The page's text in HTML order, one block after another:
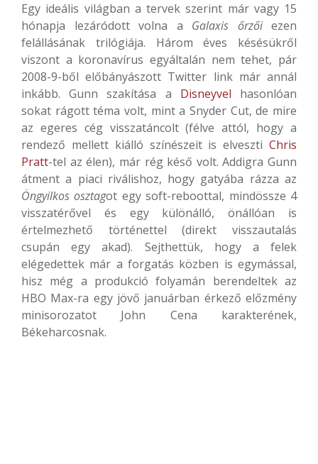
Egy ideális világban a tervek szerint már vagy 15
hónapja lezáródott volna a Galaxis őrzőiezen
felállásának trilógiája. Három éves késésükről
viszont a koronavírus egyáltalán nem tehet, pár
2008-9-ből előbányászott Twitter link már annál
inkább. Gunn szakítása a Disneyvel hasonlóan
sokat rágott téma volt, mint a Snyder Cut, de mire
az egeres cég visszatáncolt (félve attól, hogy a
rendező mellett kiálló színészeit is elveszti Chris
Pratt-tel az élen), már rég késő volt. Addigra Gunn
átment a piaci riválishoz, hogy gatyába rázza az
Öngyilkos osztagot egy soft-reboottal, mindössze 4
visszatérővel és egy különálló, önállóan is
értelmezhető történettel (direkt visszautalás
csupán egy akad). Sejthettük, hogy a felek
elégedettek már a forgatás közben is egymással,
hisz még a produkció folyamán berendeltek az
HBO Max-ra egy jövő januárban érkező előzmény
minisorozatot John Cena karakterének,
Békeharcosnak.